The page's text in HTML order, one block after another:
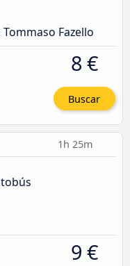
Fazello
8 €
Buscar
1h 25m
9 €